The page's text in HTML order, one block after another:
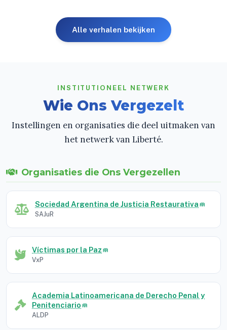
Alle verhalen bekijken
INSTITUTIONEEL NETWERK
Wie Ons Vergezelt
Instellingen en organisaties die deel uitmaken van
het netwerk van Liberté.
Organisaties die Ons Vergezellen
Sociedad Argentina de Justicia Restaurativa
SAJuR
Víctimas por la Paz
VxP
Academia Latinoamericana de Derecho Penal y
Penitenciario
ALDP